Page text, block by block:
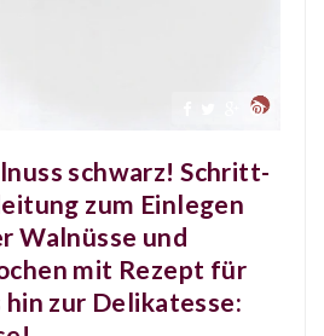
schwarz! Schritt-
zum Einlegen
Walnüsse und
mit Rezept für
hin zur Delikatesse: